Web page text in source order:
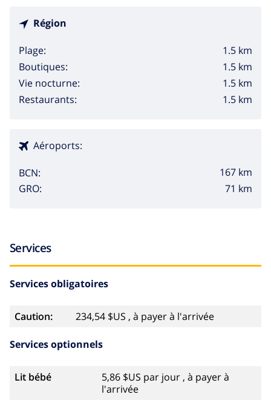
Région
Plage:
1.5 km
Boutiques:
1.5 km
Vie nocturne:
1.5 km
Restaurants:
1.5 km
Aéroports:
BCN:
167 km
GRO:
71 km
Services
Services obligatoires
Caution: 234,54 $US , à payer à l'arrivée
Services optionnels
Lit bébé
5,86 $US par jour , à payer à
l'arrivée